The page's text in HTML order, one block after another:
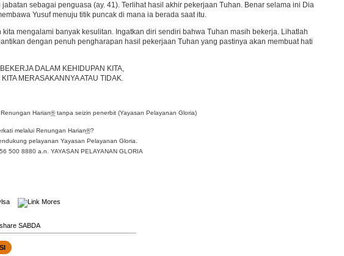
sebagai penguasa (ay. 41). Terlihat hasil akhir pekerjaan Tuhan. Benar selama ini Dia
Yusuf menuju titik puncak di mana ia berada saat itu.
mengalami banyak kesulitan. Ingatkan diri sendiri bahwa Tuhan masih bekerja. Lihatlah
dengan penuh pengharapan hasil pekerjaan Tuhan yang pastinya akan membuat hati
DALAM KEHIDUPAN KITA,
KITA MERASAKANNYA ATAU TIDAK.
Harian®tanpa seizin penerbit (Yayasan Pelayanan Gloria)
melalui Renungan Harian®?
pelayanan Yayasan Pelayanan Gloria.
500 8880 a.n. YAYASAN PELAYANAN GLORIA
Mores
SABDA